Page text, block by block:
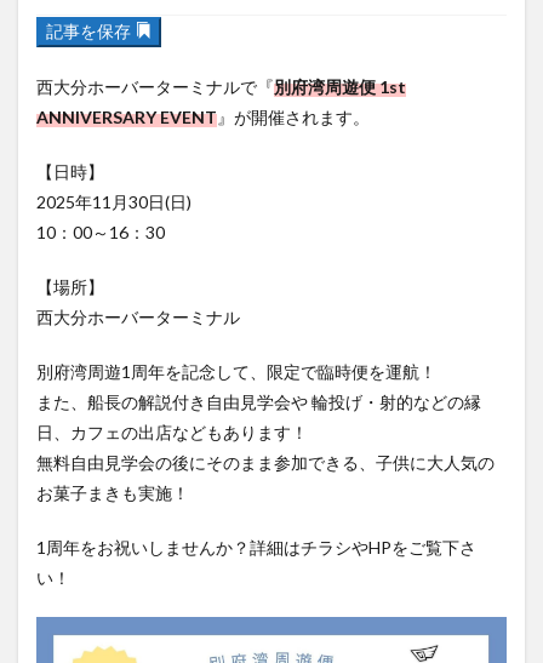
記事を保存
西大分ホーバーターミナルで『別府湾周遊便 1st
ANNIVERSARY EVENT』が開催されます。
【日時】
2025年11月30日(日)
10：00～16：30
【場所】
西大分ホーバーターミナル
別府湾周遊1周年を記念して、限定で臨時便を運航！
また、船長の解説付き自由見学会や 輪投げ・射的などの縁
日、カフェの出店などもあります！
無料自由見学会の後にそのまま参加できる、子供に大人気の
お菓子まきも実施！
1周年をお祝いしませんか？詳細はチラシやHPをご覧下さ
い！
フルーツ
ホーバークラフト
ミヤマキリシマ
リンクスクエア
中央町
中津市
保護猫
別府市
別府観光
古着
台湾料理 和定食 和菓子
和食
国東市
地獄めぐり 城島高原パーク
壁画
夏祭り
外貨両替機
大分みなと祭り
大分グルメ
大分スイーツ
大分ランチ
大分三好ヴァイセアドラー
大分県
大分県立美術館 大分空港
大分駅
姫島村
子ども教室 子ども服
子育て
宇佐市
屋台
平和市民公園能楽堂